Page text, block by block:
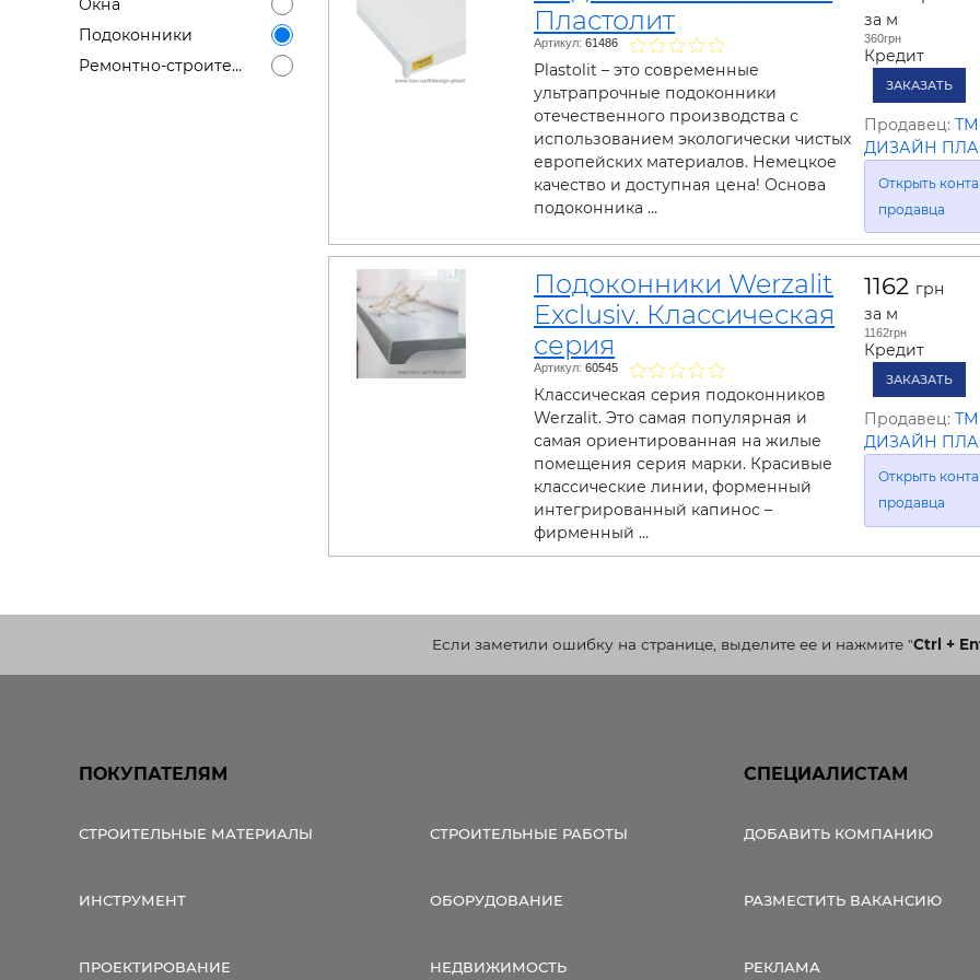
Строительная химия
Кирпич, цемент,
щебень и др.
Строительные, ремонтные
услуги
Работа в
Окна
Подоконники
Ремонтно-строительные работы
Пластолит
Артикул: 61486
Plastolit – это современные
ультрапрочные подоконники
отечественного производства с
использованием экологически чистых
европейских материалов. Немецкое
качество и доступная цена! Основа
подоконника …
за м
360грн
Кредит
ЗАКАЗАТЬ
Продавец: ТМ
ДИЗАЙН
Открыть
продавца
Подоконники Werzalit
Exclusiv. Классическая
серия
Артикул: 60545
Классическая серия подоконников
Werzalit. Это самая популярная и
самая ориентированная на жилые
помещения серия марки. Красивые
классические линии, форменный
интегрированный капинос –
фирменный …
1162 грн
за м
1162грн
Кредит
ЗАКАЗАТЬ
Продавец: ТМ
ДИЗАЙН
Открыть
продавца
Если заметили ошибку на странице, выделите ее и нажмите"Ctrl +
ПОКУПАТЕЛЯМ
СТРОИТЕЛЬНЫЕ МАТЕРИАЛЫ СТРОИТЕЛЬНЫЕ РАБОТЫ
ИНСТРУМЕНТ ОБОРУДОВАНИЕ
ПРОЕКТИРОВАНИЕ НЕДВИЖИМОСТЬ
СПЕЦИАЛИСТАМ
ДОБАВИТЬ КОМПАНИЮ
РАЗМЕСТИТЬ ВАКАНСИЮ
РЕКЛАМА